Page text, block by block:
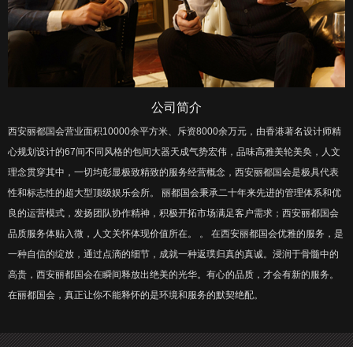
公司简介
西安丽都国会营业面积10000余平方米、斥资8000余万元，由香港著名设计师精
心规划设计的67间不同风格的包间大器天成气势宏伟，品味高雅美轮美奂，人文
理念贯穿其中，一切均彰显极致精致的服务经营概念，西安丽都国会是极具代表
性和标志性的超大型顶级娱乐会所。 丽都国会秉承二十年来先进的管理体系和优
良的运营模式，发扬团队协作精神，积极开拓市场满足客户需求；西安丽都国会
品质服务体贴入微，人文关怀体现价值所在。 。 在西安丽都国会优雅的服务，是
一种自信的绽放，通过点滴的细节，成就一种返璞归真的真诚。浸润于骨髓中的
高贵，西安丽都国会在瞬间释放出绝美的光华。有心的品质，才会有新的服务。
在丽都国会，真正让你不能释怀的是环境和服务的默契绝配。